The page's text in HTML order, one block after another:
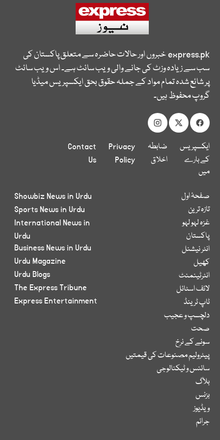
express.pkخبروں اور حالات حاضرہ سے متعلق پاکستان کی
سب سے زیادہ وزٹ کی جانے والی ویب سائٹ ہے۔ اس ویب سائٹ
پر شائع شدہ تمام مواد کے جملہ حقوق بحق ایکسپریس میڈیا
گروپ محفوظ ہیں۔
ایکسپریس
کے بارے
میں
ضابطہ
اخلاق
Privacy
Policy
Contact
Us
صفحۂ اول
تازہ ترین
غزہ لہو لہو
پاکستان
انٹر نیشنل
کھیل
انٹرٹینمنٹ
لائف اسٹائل
ٹاپ ٹرینڈ
دلچسپ و عجیب
صحت
سونے کے نرخ
پیٹرولیم مصنوعات کی قیمتیں
سائنس و ٹیکنالوجی
بلاگ
بزنس
ویڈیوز
جرائم
Showbiz News in Urdu
Sports News in Urdu
International News in
Urdu
Business News in Urdu
Urdu Magazine
Urdu Blogs
The Express Tribune
Express Entertainment